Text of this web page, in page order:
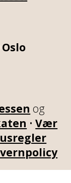
og
• Vær